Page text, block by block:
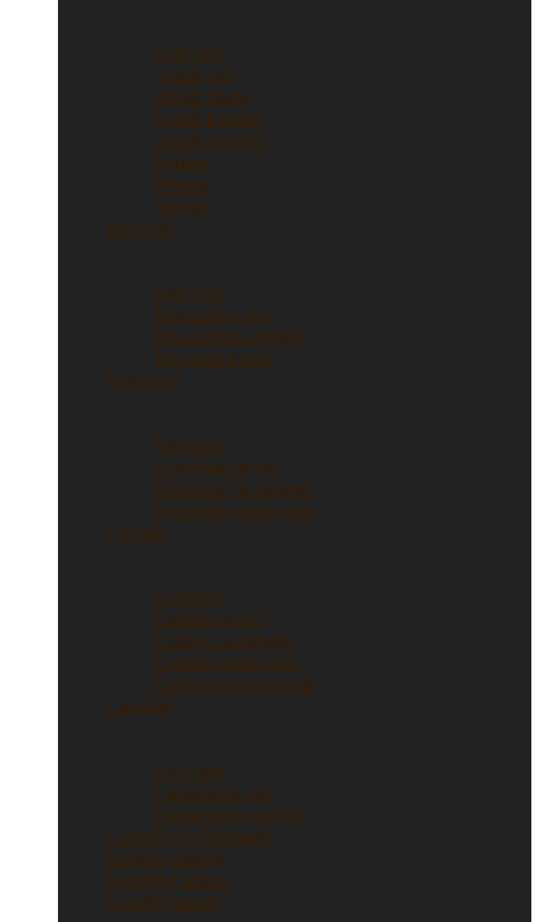
Vedi tutti
Anelli oro
Anelli fascia
Anelli Eternity
Anelli argento
Solitari
Verette
Trilogy
Bracciali
Vedi tutti
Bracciali in oro
Bracciali in argento
Bracciali tennis
Orecchini
Vedi tutti
Orecchini in oro
Orecchini in argento
Orecchini punto luce
Collane
Vedi tutti
Collane in oro
Collane in argento
Collane punto luce
Collane con ciondoli
Ciondoli
Vedi tutti
Ciondoli in oro
Ciondoli in argento
Gioielli con Diamanti
Gioielli vintage
Gioielli d’artista
Gioielli firmati